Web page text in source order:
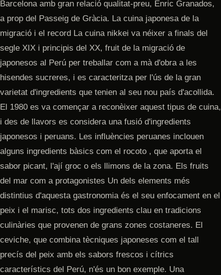
Barcelona amb gran relació qualitat-preu, Enric Granados,
a prop del Passeig de Gràcia. La cuina japonesa de la
migració i el record La cuina nikkei va néixer a finals del
segle XIX i principis del XX, fruit de la migració de
japonesos al Perú per treballar com a mà d'obra a les
hisendes sucreres, i es caracteritza per l'ús de la gran
varietat d'ingredients que tenien al seu nou país d'acollida.
El 1980 es va començar a reconèixer aquest tipus de cuina,
i des de llavors es considera una fusió d'ingredients
japonesos i peruans. Les influències peruanes inclouen
alguns ingredients bàsics com el rocoto , que aporta el
sabor picant, l'ají groc o els llimons de la zona. Els fruits
del mar com a protagonistes Un dels elements més
distintius d'aquesta gastronomia és el seu enfocament en el
peix i el marisc, tots dos ingredients clau en tradicions
culinàries que provenen de grans zones costaneres. El
ceviche, que combina tècniques japoneses com el tall
precís del peix amb els sabors frescos i cítrics
característics del Perú, n'és un bon exemple. Una